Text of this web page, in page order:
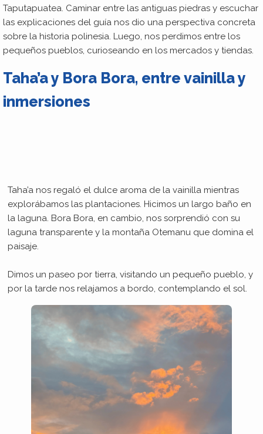
Taputapuatea. Caminar entre las antiguas piedras y escuchar
las explicaciones del guía nos dio una perspectiva concreta
sobre la historia polinesia. Luego, nos perdimos entre los
pequeños pueblos, curioseando en los mercados y tiendas.
Taha’a y Bora Bora, entre vainilla y
inmersiones
Taha’a nos regaló el dulce aroma de la vainilla mientras
explorábamos las plantaciones. Hicimos un largo baño en
la laguna. Bora Bora, en cambio, nos sorprendió con su
laguna transparente y la montaña Otemanu que domina el
paisaje.
Dimos un paseo por tierra, visitando un pequeño pueblo, y
por la tarde nos relajamos a bordo, contemplando el sol.